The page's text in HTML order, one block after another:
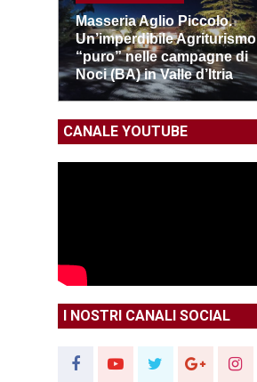
Masseria Aglio Piccolo.
Un’imperdibile Agriturismo
“puro” nelle campagne di
Noci (BA) in Valle d’Itria
CANALE YOUTUBE
I NOSTRI CANALI SOCIAL